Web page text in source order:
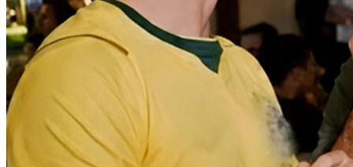
Internacional